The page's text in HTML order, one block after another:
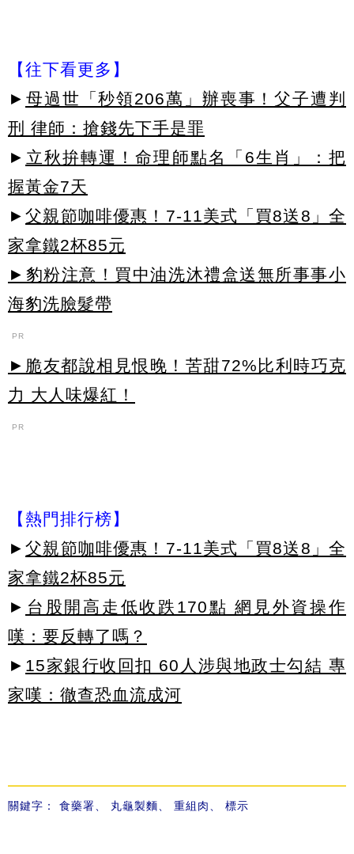
【往下看更多】
► 母過世「秒領206萬」辦喪事！父子遭判
刑 律師：搶錢先下手是罪
► 立秋拚轉運！命理師點名「6生肖」：把
握黃金7天
► 父親節咖啡優惠！7-11美式「買8送8」全
家拿鐵2杯85元
►豹粉注意！買中油洗沐禮盒送無所事事小
海豹洗臉髮帶
PR
►脆友都說相見恨晚！苦甜72%比利時巧克
力 大人味爆紅！
PR
【熱門排行榜】
► 父親節咖啡優惠！7-11美式「買8送8」全
家拿鐵2杯85元
► 台股開高走低收跌170點 網見外資操作
嘆：要反轉了嗎？
► 15家銀行收回扣 60人涉與地政士勾結 專
家嘆：徹查恐血流成河
關鍵字： 食藥署 丸龜製麵 重組肉 標示